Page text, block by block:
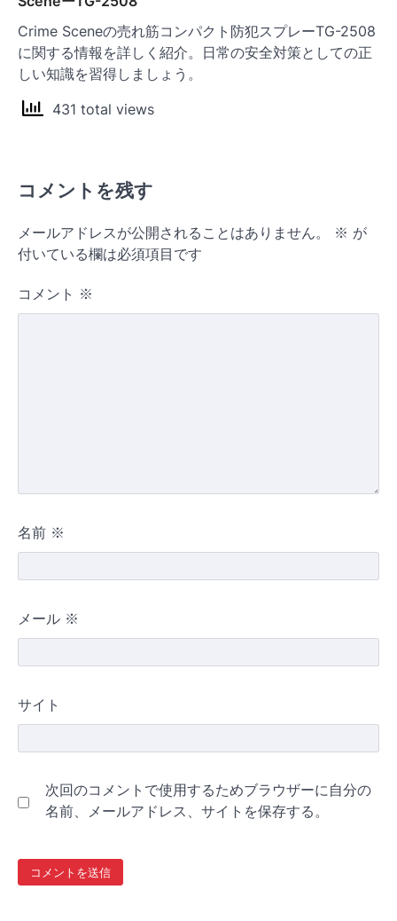
Crime Sceneの売れ筋コンパクト防犯スプレーTG-2508
に関する情報を詳しく紹介。日常の安全対策としての正
しい知識を習得しましょう。
431 total views
コメントを残す
メールアドレスが公開されることはありません。 ※ が
付いている欄は必須項目です
コメント ※
名前 ※
メール ※
サイト
次回のコメントで使用するためブラウザーに自分の
名前、メールアドレス、サイトを保存する。